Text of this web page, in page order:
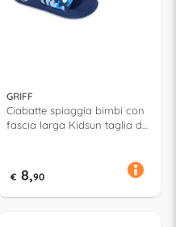
GRIFF
Ciabatte spiaggia bimbi con
fascia larga Kidsun taglia da
€ 8,90